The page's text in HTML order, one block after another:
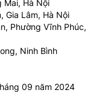
Mai, Hà Nội
Gia Lâm, Hà Nội
Phường Vĩnh Phúc,
Ninh Bình
09 năm 2024